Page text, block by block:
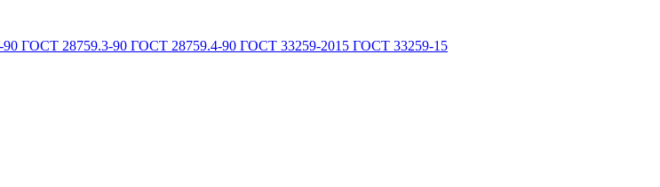
ГОСТ 28759.3-90 ГОСТ 28759.4-90 ГОСТ 33259-2015 ГОСТ 33259-15